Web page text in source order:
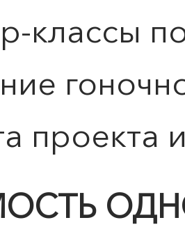
классы
проекта